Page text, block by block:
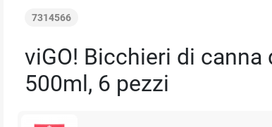
7314566
viGO! Bicchieri di canna
500ml, 6 pezzi